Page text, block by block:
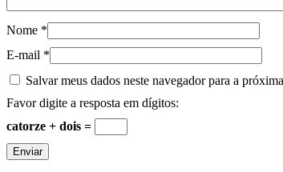
Nome *
E-mail *
Salvar meus dados neste navegador para a
Favor digite a resposta em dígitos:
catorze + dois =